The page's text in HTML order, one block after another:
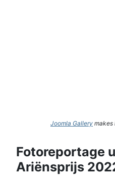
Joomla Gallery makes
Fotoreportage
Ariënsprijs